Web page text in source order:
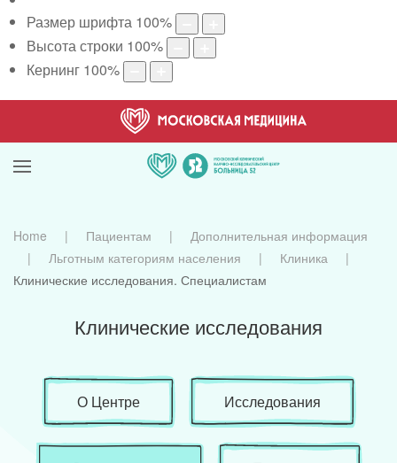
Размер шрифта 100%
Высота строки 100%
Кернинг 100%
Home Пациентам
Дополнительная информация
Льготным категориям населения
Клиника
Клинические исследования. Специалистам
Клинические исследования
О Центре Исследования